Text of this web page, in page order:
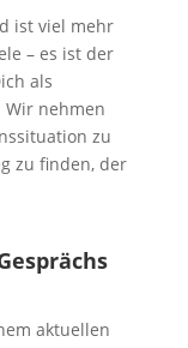
ist viel mehr
– es ist der
als
nehmen
zu
zu finden, der
aktuellen